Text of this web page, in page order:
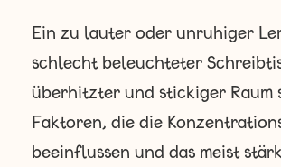
Ein zu lauter oder unruhiger
schlecht beleuchteter
überhitzter und stickiger Raum
Faktoren, die die
beeinflussen und das meist